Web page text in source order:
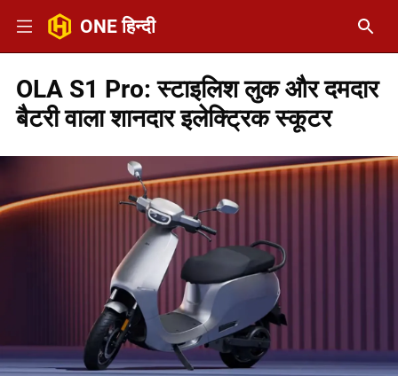
ONE हिन्दी
OLA S1 Pro: स्टाइलिश लुक और दमदार
बैटरी वाला शानदार इलेक्ट्रिक स्कूटर